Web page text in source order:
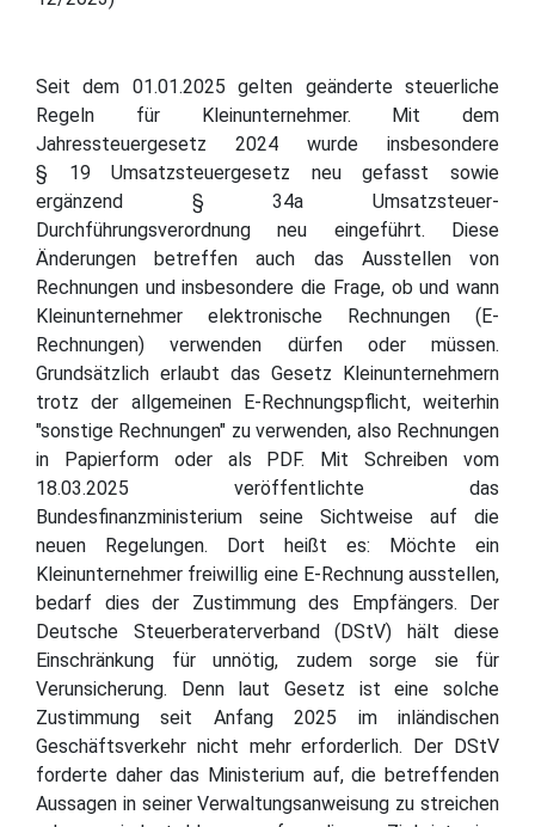
Seit dem 01.01.2025 gelten geänderte steuerliche
Regeln für Kleinunternehmer. Mit dem
Jahressteuergesetz 2024 wurde insbesondere
§ 19 Umsatzsteuergesetz neu gefasst sowie
ergänzend § 34a Umsatzsteuer-
Durchführungsverordnung neu eingeführt. Diese
Änderungen betreffen auch das Ausstellen von
Rechnungen und insbesondere die Frage, ob und wann
Kleinunternehmer elektronische Rechnungen (E-
Rechnungen) verwenden dürfen oder müssen.
Grundsätzlich erlaubt das Gesetz Kleinunternehmern
trotz der allgemeinen E-Rechnungspflicht, weiterhin
"sonstige Rechnungen" zu verwenden, also Rechnungen
in Papierform oder als PDF. Mit Schreiben vom
18.03.2025 veröffentlichte das
Bundesfinanzministerium seine Sichtweise auf die
neuen Regelungen. Dort heißt es: Möchte ein
Kleinunternehmer freiwillig eine E-Rechnung ausstellen,
bedarf dies der Zustimmung des Empfängers. Der
Deutsche Steuerberaterverband (DStV) hält diese
Einschränkung für unnötig, zudem sorge sie für
Verunsicherung. Denn laut Gesetz ist eine solche
Zustimmung seit Anfang 2025 im inländischen
Geschäftsverkehr nicht mehr erforderlich. Der DStV
forderte daher das Ministerium auf, die betreffenden
Aussagen in seiner Verwaltungsanweisung zu streichen